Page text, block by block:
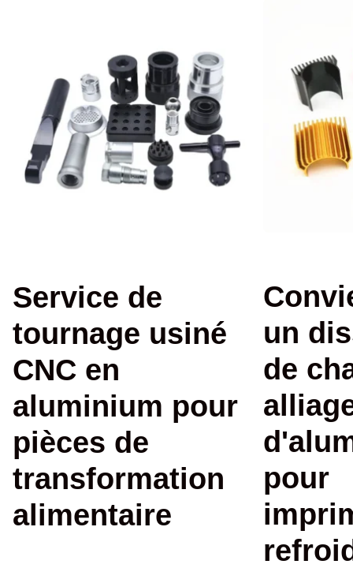
Service de
tournage usiné
CNC en
aluminium pour
pièces de
transformation
alimentaire
un
de
pour